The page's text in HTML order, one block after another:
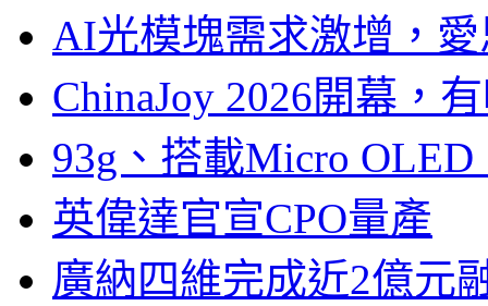
AI光模塊需求激增，
ChinaJoy 2026開幕，
93g、搭載Micro
英偉達官宣CPO量產
廣納四維完成近2億元